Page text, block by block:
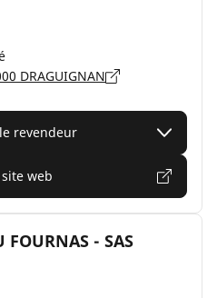
DRAGUIGNAN
revendeur
web
FOURNAS - SAS